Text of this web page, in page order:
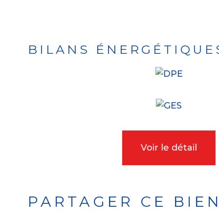
BILANS
Voir le détail
PARTAGER CE